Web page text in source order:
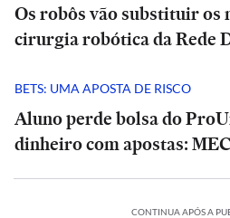
Os robôs vão substituir os
cirurgia robótica da Rede
BETS: UMA APOSTA DE RISCO
Aluno perde bolsa do
dinheiro com apostas:
CONTINUA APÓS A